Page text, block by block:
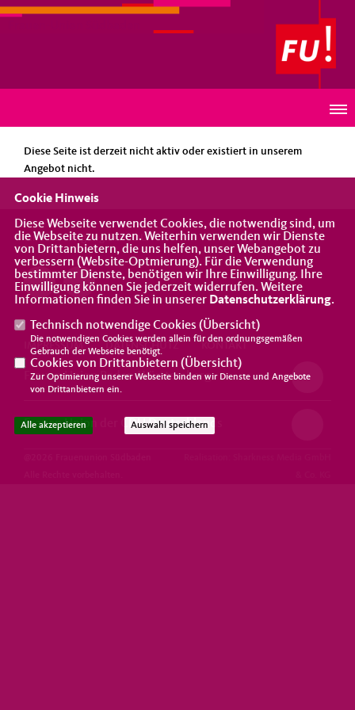
Diese Seite ist derzeit nicht aktiv oder existiert in unserem
Angebot nicht.
Eine Vereinigung der CDU
IMPRESSUM DATENSCHUTZ
Frauen Union Baden-Württemberg
Frauen Union der CDU Deutschlands
Cookie Hinweis
Diese Webseite verwendet Cookies, die notwendig sind, um
die Webseite zu nutzen. Weiterhin verwenden wir Dienste
von Drittanbietern, die uns helfen, unser Webangebot zu
verbessern (Website-Optmierung). Für die Verwendung
bestimmter Dienste, benötigen wir Ihre Einwilligung. Ihre
Einwilligung können Sie jederzeit widerrufen. Weitere
Informationen finden Sie in unserer Datenschutzerklärung.
Technisch notwendige Cookies (Übersicht)
Die notwendigen Cookies werden allein für den ordnungsgemäßen
Gebrauch der Webseite benötigt.
Cookies von Drittanbietern (Übersicht)
Zur Optimierung unserer Webseite binden wir Dienste und Angebote
von Drittanbietern ein.
Alle akzeptieren Auswahl speichern